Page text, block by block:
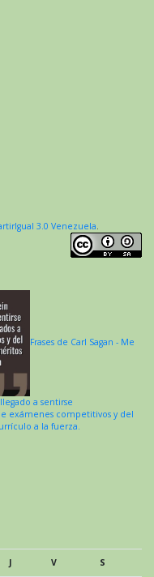
3.0 Venezuela
Frases de Carl Sagan - Me
a sentirse
exámenes competitivos y del
a la fuerza.
J V
S